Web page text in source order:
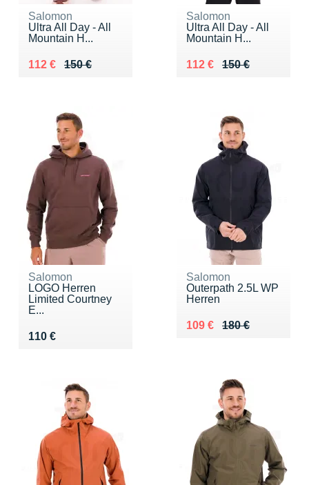
Salomon
Ultra All Day - All
Mountain H...
150 €
Au lieu de 150 €
112 €
Vendu 112 €
Salomon
Ultra All Day - All
Mountain H...
150 €
Au lieu de 150 €
112 €
Vendu 112 €
Salomon
LOGO Herren
Limited Courtney
E...
110 €
Vendu 110 €
Salomon
Outerpath 2.5L WP
Herren
180 €
Au lieu de 180 €
109 €
Vendu 109 €